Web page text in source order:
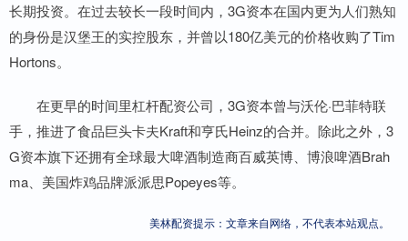
长期投资。在过去较长一段时间内，3G资本在国内更为人们熟知
的身份是汉堡王的实控股东，并曾以180亿美元的价格收购了Tim
Hortons。
在更早的时间里杠杆配资公司，3G资本曾与沃伦·巴菲特联
手，推进了食品巨头卡夫Kraft和亨氏Heinz的合并。除此之外，3
G资本旗下还拥有全球最大啤酒制造商百威英博、博浪啤酒Brah
ma、美国炸鸡品牌派派思Popeyes等。
美林配资提示：文章来自网络，不代表本站观点。